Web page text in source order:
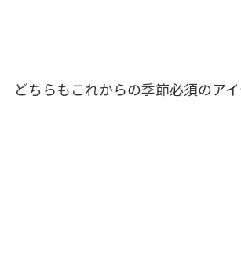
どちらもこれからの季節必須のア